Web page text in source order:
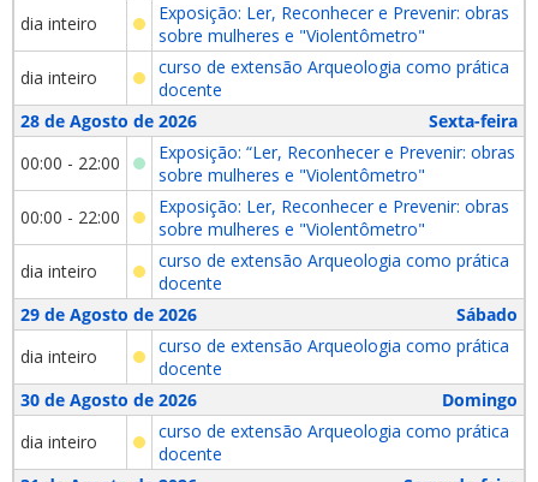
dia inteiro
Exposição: Ler, Reconhecer e Prevenir: obras
sobre mulheres e "Violentômetro"
dia inteiro
curso de extensão Arqueologia como prática
docente
28 de Agosto de 2026
Sexta-feira
00:00 - 22:00
Exposição: “Ler, Reconhecer e Prevenir: obras
sobre mulheres e "Violentômetro"
00:00 - 22:00
Exposição: Ler, Reconhecer e Prevenir: obras
sobre mulheres e "Violentômetro"
dia inteiro
curso de extensão Arqueologia como prática
docente
29 de Agosto de 2026
Sábado
dia inteiro
curso de extensão Arqueologia como prática
docente
30 de Agosto de 2026
Domingo
dia inteiro
curso de extensão Arqueologia como prática
docente